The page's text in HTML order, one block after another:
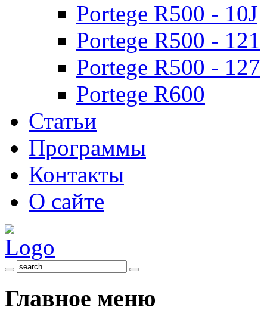
Portege R500 - 10J
Portege R500 - 121
Portege R500 - 127
Portege R600
Статьи
Программы
Контакты
О сайте
Главное меню